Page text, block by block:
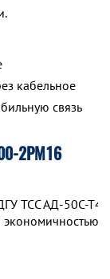
кабельное
связь
2РМ16
ТСС АД-50С-